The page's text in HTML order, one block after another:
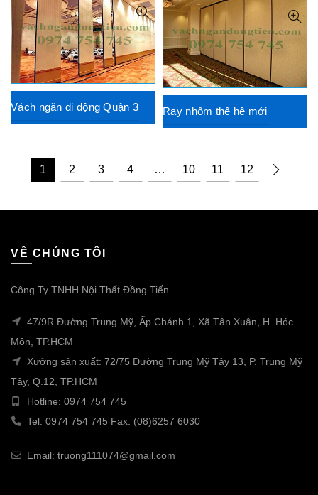
Vách ngăn di động Quận 3 Ray nhôm thế hệ mới
1 2 3 4 … 10 11 12
VỀ CHÚNG TÔI
Công Ty TNHH Nội Thất Đồng Tiến
47/9R Đường Trung Mỹ, Ấp Chánh 1, Xã Tân Xuân, H. Hóc
Môn, TP.HCM
Xưởng sản xuất: 72/75 Đường Trung Mỹ Tây 13, P. Trung Mỹ
Tây, Q.12, TP.HCM
Hotline: 0974 754 745
Tel: 0974 754 745 Fax: (08)6257 6030
Email: truong111074@gmail.com